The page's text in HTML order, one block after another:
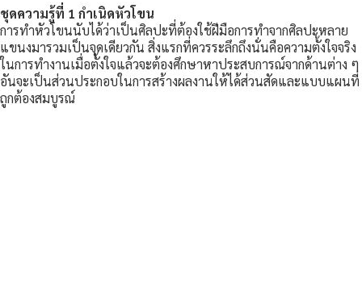
ชุดความรู้ที่ 1 กำเนิดหัวโขน
การทำหัวโขนนับได้ว่าเป็นศิลปะที่ต้องใช้ฝีมือการทำจากศิลปะหลาย
แขนงมารวมเป็นจุดเดียวกัน สิ่งแรกที่ควรระลึกถึงนั่นคือความตั้งใจจริง
ในการทำงานเมื่อตั้งใจแล้วจะต้องศึกษาหาประสบการณ์จากด้านต่าง ๆ
อันจะเป็นส่วนประกอบในการสร้างผลงานให้ได้ส่วนสัดและแบบแผนที่
ถูกต้องสมบูรณ์